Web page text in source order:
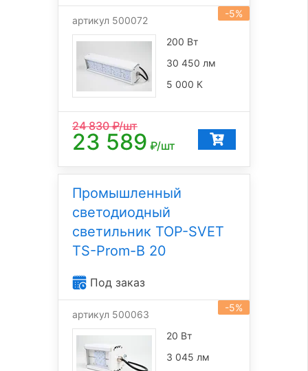
-5%
артикул 500072
200 Вт
30 450 лм
5 000 К
24 830₽/шт
23 589 ₽/шт
Промышленный
светодиодный
светильник TOP-SVET
TS-Prom-B 20
Под заказ
-5%
артикул 500063
20 Вт
3 045 лм